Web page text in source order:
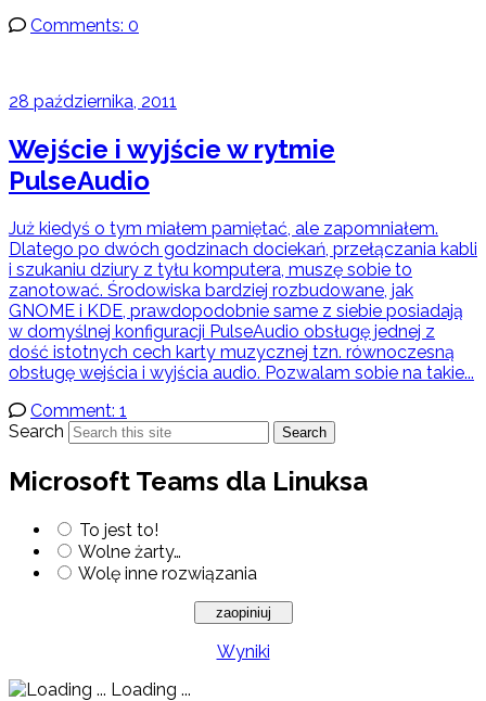
Comments: 0
28 października, 2011
Wejście i wyjście w rytmie
PulseAudio
Już kiedyś o tym miałem pamiętać, ale zapomniałem.
Dlatego po dwóch godzinach dociekań, przełączania kabli
i szukaniu dziury z tyłu komputera, muszę sobie to
zanotować. Środowiska bardziej rozbudowane, jak
GNOME i KDE, prawdopodobnie same z siebie posiadają
w domyślnej konfiguracji PulseAudio obsługę jednej z
dość istotnych cech karty muzycznej tzn. równoczesną
obsługę wejścia i wyjścia audio. Pozwalam sobie na takie...
Comment: 1
Search
Search
Microsoft Teams dla Linuksa
To jest to!
Wolne żarty…
Wolę inne rozwiązania
Wyniki
Loading ...